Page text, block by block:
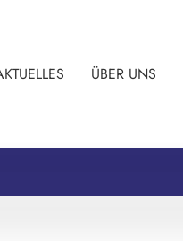
ÜBER UNS